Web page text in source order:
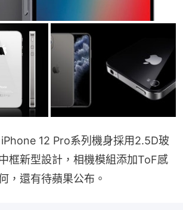
12 Pro系列機身採用2.5D玻
框新型設計，相機模組添加ToF感
，還有待蘋果公布。